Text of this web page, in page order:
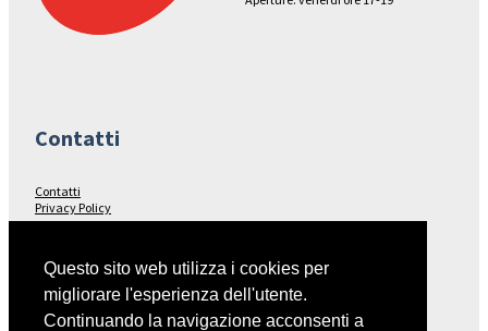
Contatti
Contatti
Privacy Policy
Seguici su…
Facebook
Questo sito web utilizza i cookies per
migliorare l'esperienza dell'utente.
Continuando la navigazione acconsenti a